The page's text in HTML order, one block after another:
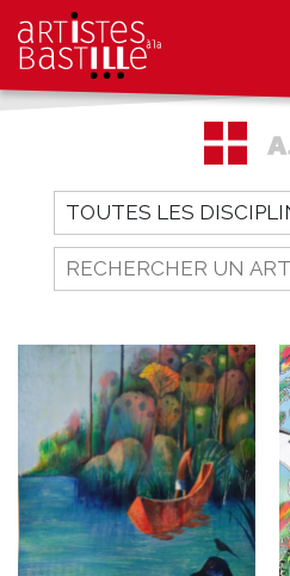
FIltrer
par
discipline
Rechercher
un